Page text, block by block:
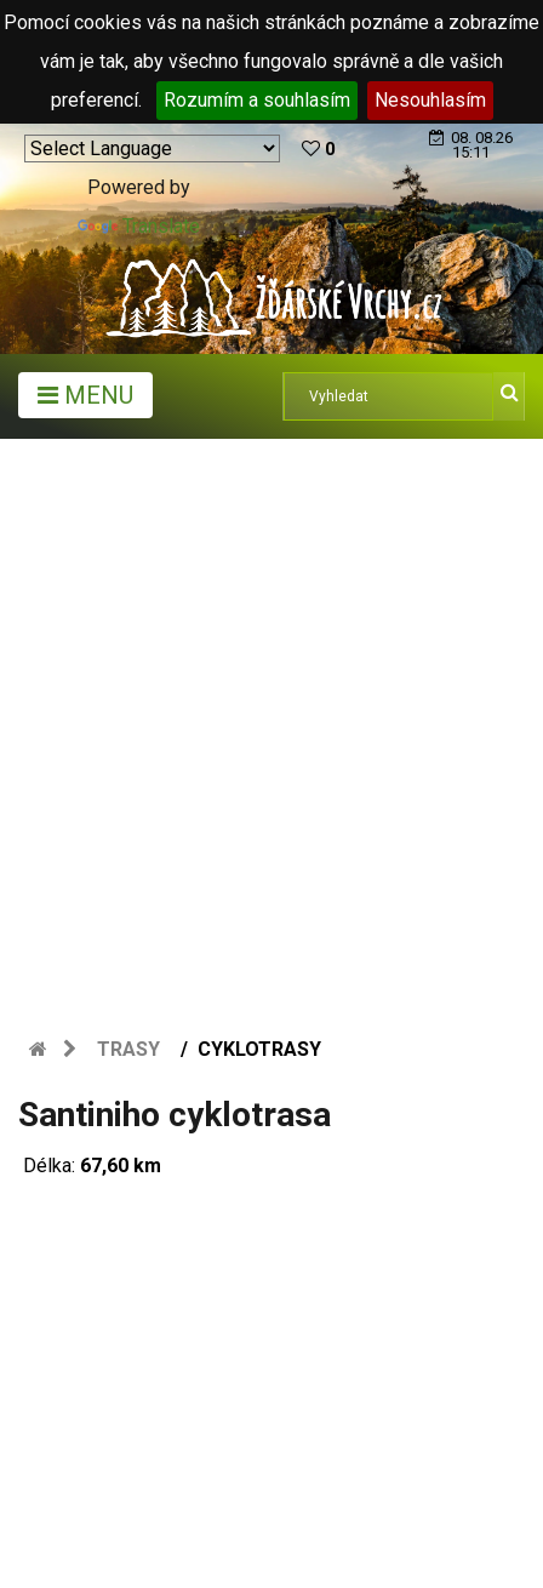
Pomocí cookies vás na našich stránkách poznáme a zobrazíme
vám je tak, aby všechno fungovalo správně a dle vašich
preferencí.
Rozumím a souhlasím Nesouhlasím
Powered by
Translate
0
08. 08.26
15:11
MENU
TRASY CYKLOTRASY
Santiniho cyklotrasa
Délka: 67,60 km